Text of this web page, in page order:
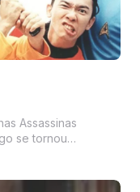
Assassinas
se tornou